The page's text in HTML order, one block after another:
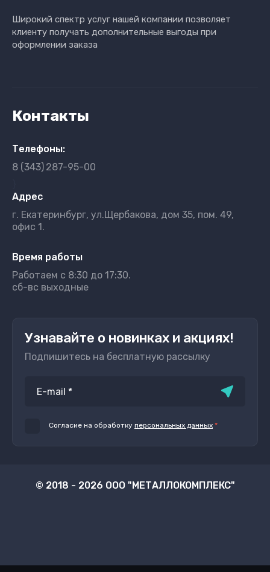
Широкий спектр услуг нашей компании позволяет
клиенту получать дополнительные выгоды при
оформлении заказа
Контакты
Телефоны:
8 (343) 287-95-00
Адрес
г. Екатеринбург, ул.Щербакова, дом 35, пом. 49,
офис 1.
Время работы
Работаем с 8:30 до 17:30.
сб-вс выходные
Узнавайте о новинках и акциях!
Подпишитесь на бесплатную рассылку
Согласие на обработку персональных данных *
© 2018 - 2026 ООО "МЕТАЛЛОКОМПЛЕКС"